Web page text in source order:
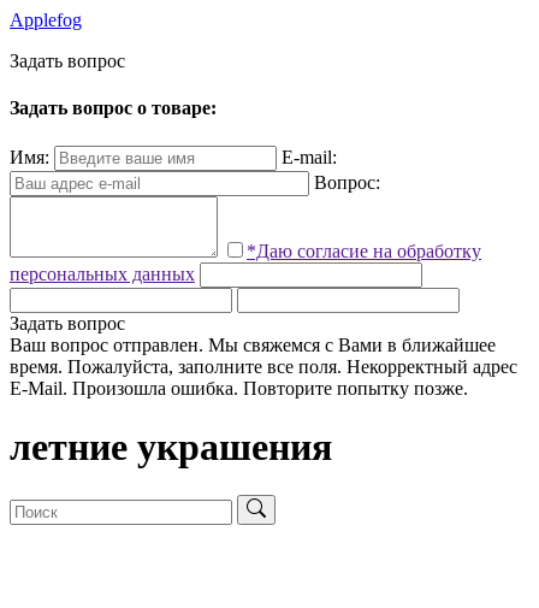
Applefog
Задать вопрос
Задать вопрос о товаре:
Имя:
E-mail:
Вопрос:
*Даю согласие на обработку
персональных данных
Задать вопрос
Ваш вопрос отправлен. Мы свяжемся с Вами в ближайшее
время. Пожалуйста, заполните все поля. Некорректный адрес
E-Mail. Произошла ошибка. Повторите попытку позже.
летние украшения